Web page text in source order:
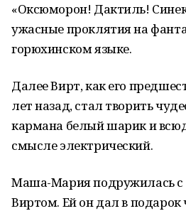
«Оксюморон! Дактиль!
ужасные проклятия на
горюхинском языке.
Далее Вирт, как его
лет назад, стал творить
кармана белый шарик и
смысле электрический.
Маша-Мария подружилась с
Виртом. Ей он дал в